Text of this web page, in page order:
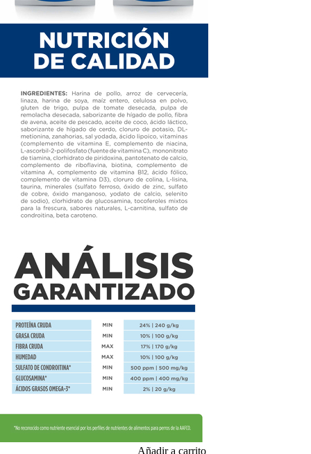
Añadir a carrito